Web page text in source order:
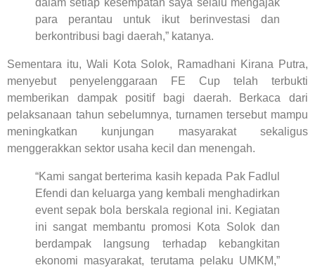
dalam setiap kesempatan saya selalu mengajak
para perantau untuk ikut berinvestasi dan
berkontribusi bagi daerah,” katanya.
Sementara itu, Wali Kota Solok, Ramadhani Kirana Putra,
menyebut penyelenggaraan FE Cup telah terbukti
memberikan dampak positif bagi daerah. Berkaca dari
pelaksanaan tahun sebelumnya, turnamen tersebut mampu
meningkatkan kunjungan masyarakat sekaligus
menggerakkan sektor usaha kecil dan menengah.
“Kami sangat berterima kasih kepada Pak Fadlul
Efendi dan keluarga yang kembali menghadirkan
event sepak bola berskala regional ini. Kegiatan
ini sangat membantu promosi Kota Solok dan
berdampak langsung terhadap kebangkitan
ekonomi masyarakat, terutama pelaku UMKM,”